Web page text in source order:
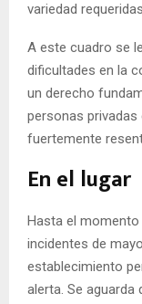
variedad
A este cuadro se
dificultades en la
un derecho
personas privadas
fuertemente
En el lugar
Hasta el
incidentes de
establecimiento
alerta. Se aguarda